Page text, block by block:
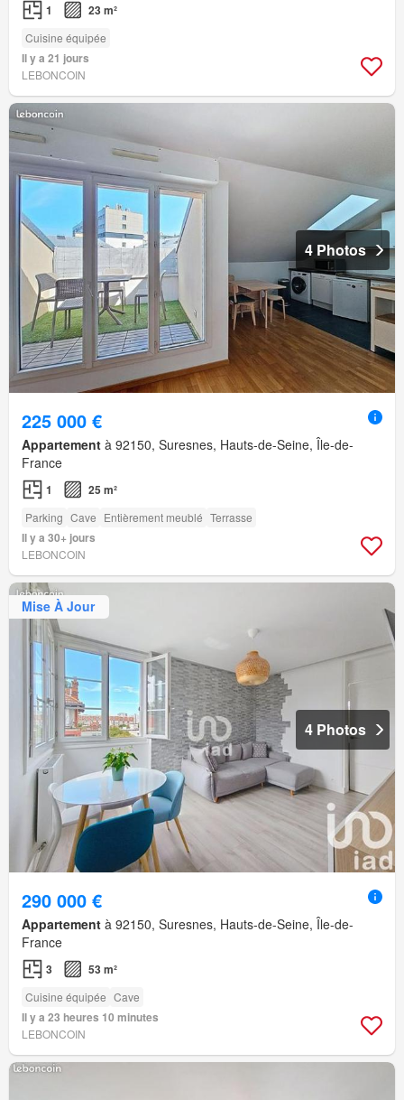
1 23 m²
Cuisine équipée
Il y a 21 jours
LEBONCOIN
4 Photos
225 000 €
Appartement à 92150, Suresnes, Hauts-de-Seine, Île-de-
France
1 25 m²
Parking Cave Entièrement meublé Terrasse
Il y a 30+ jours
LEBONCOIN
Mise À Jour
4 Photos
290 000 €
Appartement à 92150, Suresnes, Hauts-de-Seine, Île-de-
France
3 53 m²
Cuisine équipée Cave
Il y a 23 heures 10 minutes
LEBONCOIN